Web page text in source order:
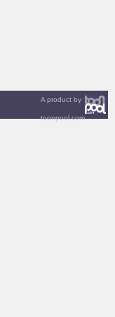
A product by
toonpool.com